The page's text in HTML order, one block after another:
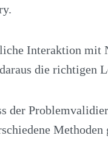
Interaktion mit
die richtigen
der